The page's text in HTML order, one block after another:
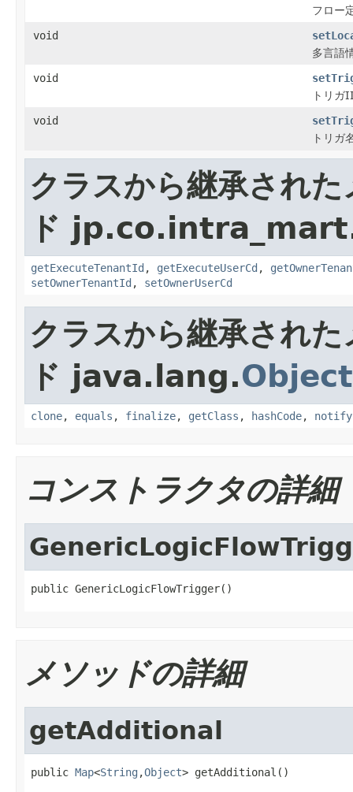
フロー
void
多言語
void
トリガ
void
トリガ
クラスから継承された
ド
getExecuteTenantId , getExecuteUserCd ,
setOwnerTenantId , setOwnerUserCd
クラスから継承された
ド java.lang.Object
clone, equals , finalize, getClass , hashCode, notify
コンストラクタの詳細
public GenericLogicFlowTrigger()
メソッドの詳細
getAdditional
public Map<String ,Object> getAdditional()